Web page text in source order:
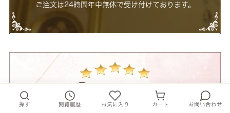
ご注文は24時間年中無休で受け付けております。
探す 閲覧履歴 お気に入り カート お問い合わせ